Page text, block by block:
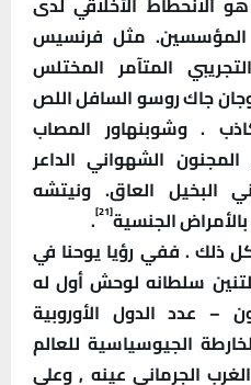
المؤسسين. مثل فرنسيس
المتآمر المختلس
جاك روسو السافل اللص
. وشوبنهاور المصاب
الشهواني الداعر
البخيل العاق. ونيتشه
الجنسية[21]
.
ذلك . ففي رؤيا يوحنا في
سلطانه لوحش أول له
عدد الدول الأوروبية
الجيوسياسية للعالم
الجرماني عينه , وعلى